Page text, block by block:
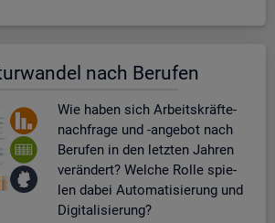
nach Be­ru­fen
Wie haben sich Ar­beits­kräf­te­
nach­fra­ge und -an­ge­bot nach
Be­ru­fen in den letz­ten Jah­ren
ver­än­dert? Wel­che Rolle spie­
len dabei Au­to­ma­ti­sie­rung und
Di­gi­ta­li­sie­rung?